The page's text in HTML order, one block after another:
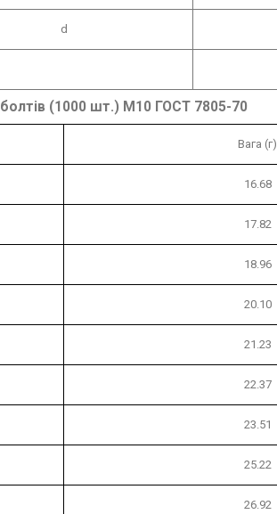
d
(1000 шт.) М10 ГОСТ 7805-70
Вага (г)
16.68
17.82
18.96
20.10
21.23
22.37
23.51
25.22
26.92